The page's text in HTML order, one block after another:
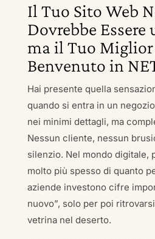
Il Tuo Sito Web
Dovrebbe Essere
ma il Tuo
Benvenuto in
Hai presente quella
quando si entra in un
nei minimi dettagli, ma
Nessun cliente, nessun
silenzio. Nel mondo digitale,
molto più spesso di quanto
aziende investono cifre
nuovo”, solo per poi
vetrina nel deserto.